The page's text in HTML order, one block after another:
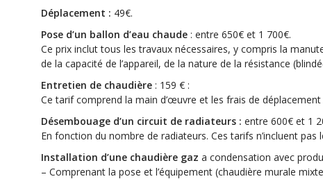
Déplacement : 49€.
Pose d’un ballon d’eau chaude : entre 650€ et 1 700€.
Ce prix inclut tous les travaux nécessaires, y compris la
de la capacité de l’appareil, de la nature de la résistance
Entretien de chaudière : 159 € :
Ce tarif comprend la main d’œuvre et les frais de
Désembouage d’un circuit de radiateurs : entre 600€ et 1
En fonction du nombre de radiateurs. Ces tarifs n’incluent
Installation d’une chaudière gaz a condensation avec
– Comprenant la pose et l’équipement (chaudière murale